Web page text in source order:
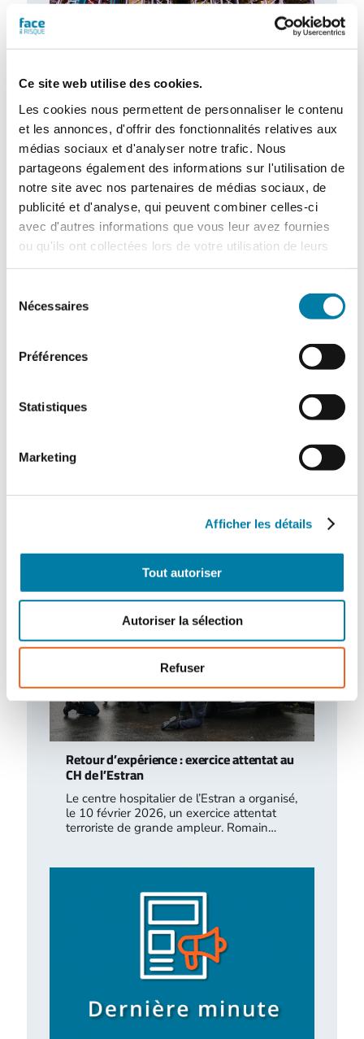
Ce site web utilise des cookies.
Les cookies nous permettent de personnaliser le contenu
et les annonces, d'offrir des fonctionnalités relatives aux
médias sociaux et d'analyser notre trafic. Nous
partageons également des informations sur l'utilisation de
notre site avec nos partenaires de médias sociaux, de
publicité et d'analyse, qui peuvent combiner celles-ci
avec d'autres informations que vous leur avez fournies
ou qu'ils ont collectées lors de votre utilisation de leurs
Nécessaires
Préférences
Statistiques
Marketing
Afficher les détails
Tout autoriser
Autoriser la sélection
Refuser
L’extinction automatique par sprinkleur à
l’épreuve des nouveaux risques
Dans un contexte marqué par l’émergence
de nouveaux risques et l’évolution rapide
des modes de stockage et d’exploitation,
le…
enseignements de l’année 2025
incidents et accidents technologiques
Retour d’expérience : exercice attentat au
CH de l’Estran
Le centre hospitalier de l’Estran a organisé,
le 10 février 2026, un exercice attentat
terroriste de grande ampleur. Romain…